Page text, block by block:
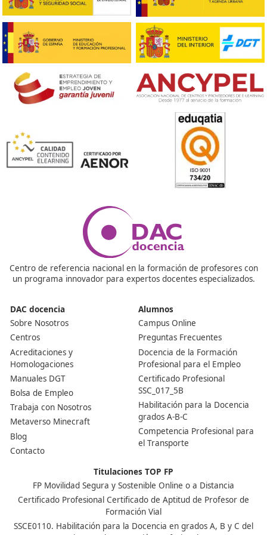
❝
Estaba indeciso y desmotivado hasta que
este curso, ahora sé a qué quiero dedicarme.
 
❝ Estuve estudiando desde casa y apostando
futuro que ahora puedo ver materializarse

Raquel
Respondemos a tus
¿Puedo estudiar un ciclo superior sin el bachillerato?
Sí, podrás acceder desde varia vías, incluida una
acceso o un ciclo formativo o FP que te permita
conocimientos previos.
Nuestras Acreditaciones